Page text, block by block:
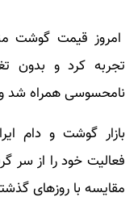
امروز قیمت گوشت
تجربه کرد و بدون
نامحسوسی همراه شد و کیلویی ۵۶,۱۲۵
فعالیت خود را از سر
مقایسه با روزهای